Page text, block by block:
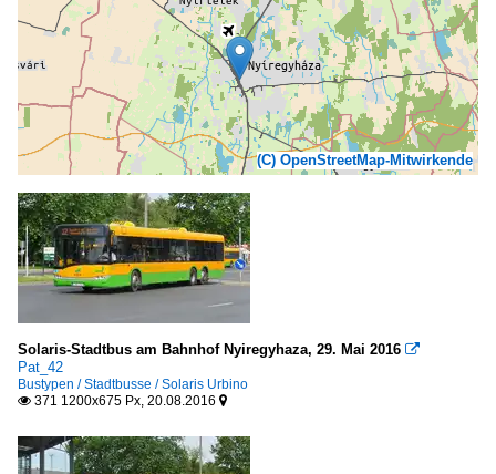
(C) OpenStreetMap-Mitwirkende
Solaris-Stadtbus am Bahnhof Nyiregyhaza, 29. ‎Mai ‎2016 
Pat_42
Bustypen / Stadtbusse / Solaris Urbino
 371 1200x675 Px, 20.08.2016 